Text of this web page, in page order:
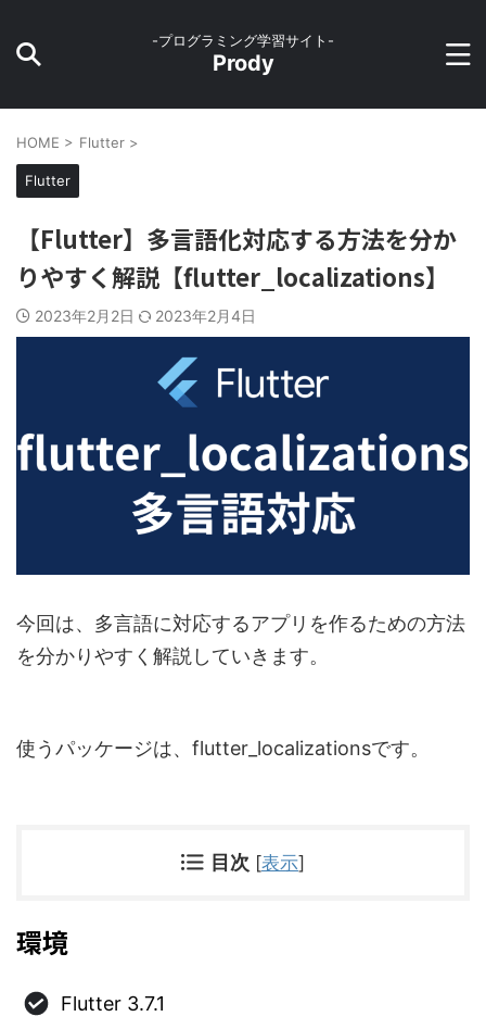
-プログラミング学習サイト-
Prody
HOME > Flutter >
Flutter
【Flutter】多言語化対応する方法を分か
りやすく解説【flutter_localizations】
2023年2月2日 2023年2月4日
今回は、多言語に対応するアプリを作るための方法
を分かりやすく解説していきます。
使うパッケージは、flutter_localizationsです。
目次 [表示]
環境
Flutter 3.7.1